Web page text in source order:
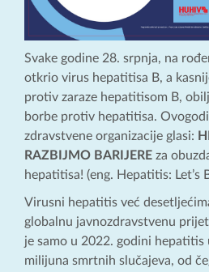
Svake godine 28. srpnja, na
otkrio virus hepatitisa B, a
protiv zaraze hepatitisom B,
borbe protiv hepatitisa.
zdravstvene organizacije glasi:
RAZBIJMO BARIJERE za
hepatitisa! (eng. Hepatitis: Let’s
Virusni hepatitis već
globalnu javnozdravstvenu
je samo u 2022. godini hepatitis
milijuna smrtnih slučajeva, od